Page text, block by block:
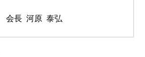
会長 河原 泰弘